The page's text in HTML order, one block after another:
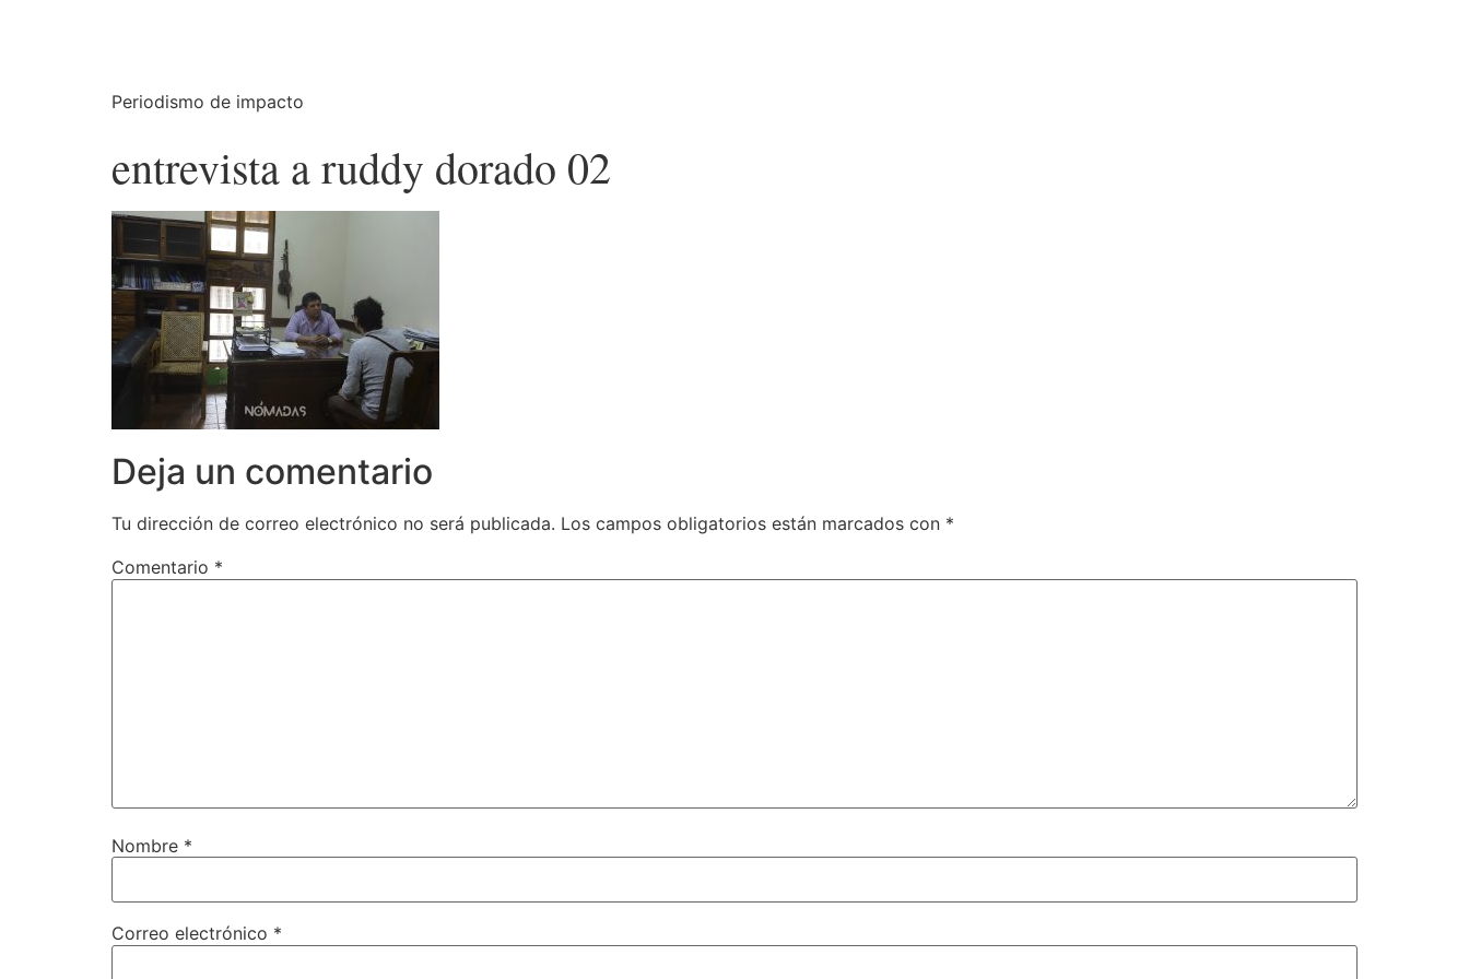
Periodismo de impacto
entrevista a ruddy dorado 02
Deja un comentario
Tu dirección de correo electrónico no será publicada. Los campos obligatorios están marcados con *
Comentario *
Nombre *
Correo electrónico *